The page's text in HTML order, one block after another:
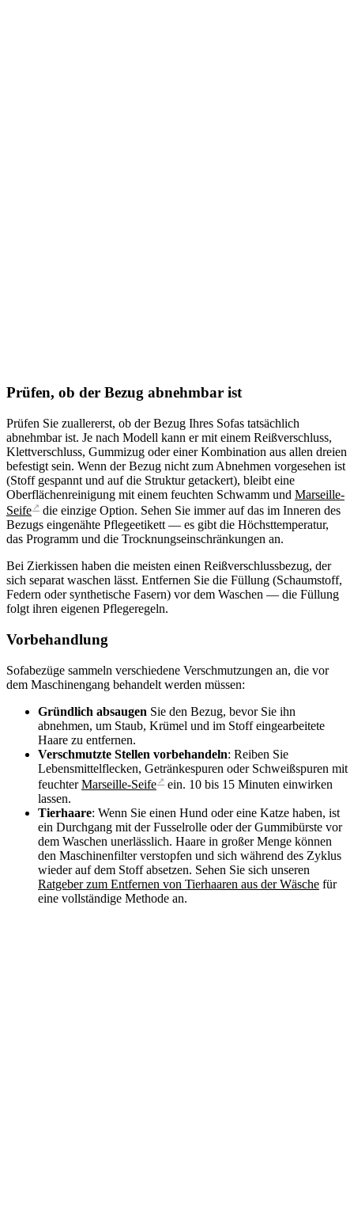
Prüfen, ob der Bezug abnehmbar ist
Prüfen Sie zuallererst, ob der Bezug Ihres Sofas tatsächlich
abnehmbar ist. Je nach Modell kann er mit einem Reißverschluss,
Klettverschluss, Gummizug oder einer Kombination aus allen dreien
befestigt sein. Wenn der Bezug nicht zum Abnehmen vorgesehen ist
(Stoff gespannt und auf die Struktur getackert), bleibt eine
Oberflächenreinigung mit einem feuchten Schwamm und Marseille-
Seife ↗ die einzige Option. Sehen Sie immer auf das im Inneren des
Bezugs eingenähte Pflegeetikett — es gibt die Höchsttemperatur,
das Programm und die Trocknungseinschränkungen an.
Bei Zierkissen haben die meisten einen Reißverschlussbezug, der
sich separat waschen lässt. Entfernen Sie die Füllung (Schaumstoff,
Federn oder synthetische Fasern) vor dem Waschen — die Füllung
folgt ihren eigenen Pflegeregeln.
Vorbehandlung
Sofabezüge sammeln verschiedene Verschmutzungen an, die vor
dem Maschinengang behandelt werden müssen:
Gründlich absaugen Sie den Bezug, bevor Sie ihn
abnehmen, um Staub, Krümel und im Stoff eingearbeitete
Haare zu entfernen.
Verschmutzte Stellen vorbehandeln: Reiben Sie
Lebensmittelflecken, Getränkespuren oder Schweißspuren mit
feuchterMarseille-Seife ↗ ein. 10 bis 15 Minuten einwirken
lassen.
Tierhaare: Wenn Sie einen Hund oder eine Katze haben, ist
ein Durchgang mit der Fusselrolle oder der Gummibürste vor
dem Waschen unerlässlich. Haare in großer Menge können
den Maschinenfilter verstopfen und sich während des Zyklus
wieder auf dem Stoff absetzen. Sehen Sie sich unseren
Ratgeber zum Entfernen von Tierhaaren aus der Wäsche für
eine vollständige Methode an.